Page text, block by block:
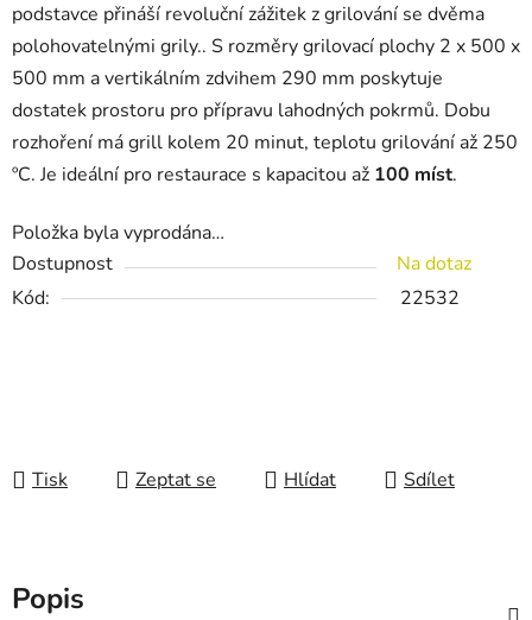
podstavce přináší revoluční zážitek z grilování se dvěma
polohovatelnými grily.. S rozměry grilovací plochy 2 x 500 x
500 mm a vertikálním zdvihem 290 mm poskytuje
dostatek prostoru pro přípravu lahodných pokrmů. Dobu
rozhoření má grill kolem 20 minut, teplotu grilování až 250
ºC. Je ideální pro restaurace s kapacitou až 100 míst.
Položka byla vyprodána…
Dostupnost
Na dotaz
Kód:
22532
Tisk Zeptat se Hlídat Sdílet
Popis